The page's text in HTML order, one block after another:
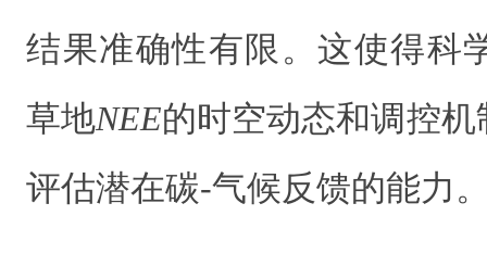
结果准确性有限。这使得科
草地NEE的时空动态和调控
评估潜在碳-气候反馈的能力